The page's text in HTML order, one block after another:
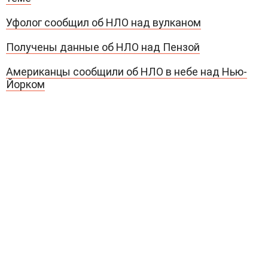
Уфолог сообщил об НЛО над вулканом
Получены данные об НЛО над Пензой
Американцы сообщили об НЛО в небе над Нью-
Йорком